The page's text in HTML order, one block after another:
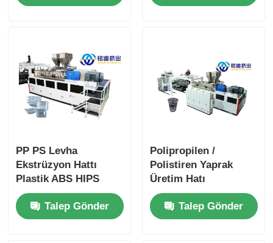
PP PS Levha
Ekstrüzyon Hattı
Plastik ABS HIPS
Levha Üretim Hattı
350-1500kg/sa
Talep Gönder
Polipropilen /
Polistiren Yaprak
Üretim Hatı
Termoforming
Paketleme Plastik
Ekstrüder Makineleri
Talep Gönder